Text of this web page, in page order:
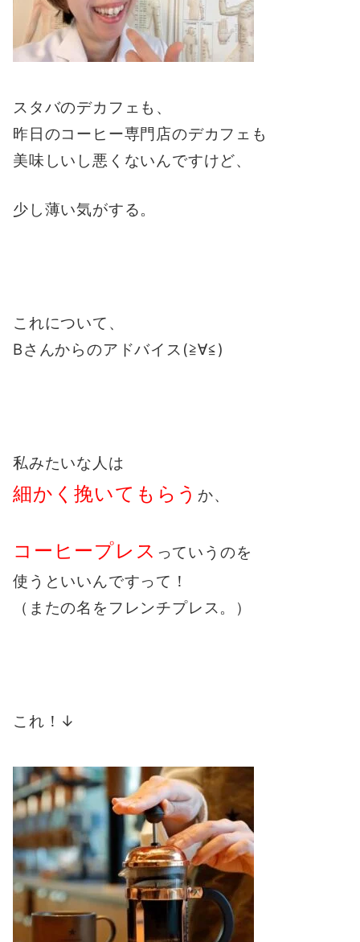
スタバのデカフェも、
昨日のコーヒー専門店のデカフェも
美味しいし悪くないんですけど、
少し薄い気がする。
これについて、
Bさんからのアドバイス(≧∀≦)
私みたいな人は
細かく挽いてもらう か、
コーヒープレス っていうのを
使うといいんですって！
（またの名をフレンチプレス。）
これ！↓